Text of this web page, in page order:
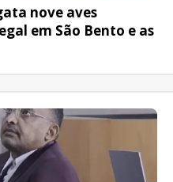
nove aves
em São Bento e as